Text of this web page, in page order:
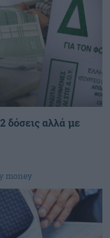
δόσεις αλλά με
money